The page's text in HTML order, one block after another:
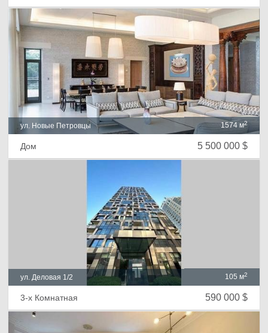
ул. Новые Петровцы 1574 м2
5 500 000 $
Дом
ул. Деловая 1/2 105 м2
590 000 $
3-х Комнатная